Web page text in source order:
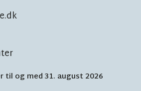
og med 31. august 2026